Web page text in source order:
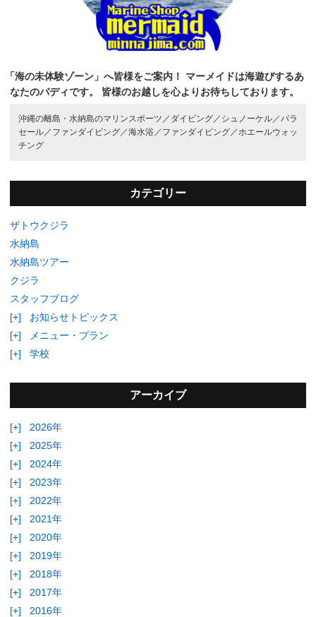
「海の未体験ゾーン」へ皆様をご案内！
マーメイドは海遊びするあ
なたのバディです。
皆様のお越しを心よりお待ちしております。
沖縄の離島・水納島のマリンスポーツ／ ダイビング／ シュノーケル／ パラ
セール／ ファンダイビング／海水浴／ ファンダイビング／ ホエールウォッ
チング
カテゴリー
ザトウクジラ
水納島
水納島ツアー
クジラ
スタッフブログ
[+]
お知らせトピックス
[+]
メニュー・プラン
[+]
学校
アーカイブ
[+]
2026年
[+]
2025年
[+]
2024年
[+]
2023年
[+]
2022年
[+]
2021年
[+]
2020年
[+]
2019年
[+]
2018年
[+]
2017年
[+]
2016年